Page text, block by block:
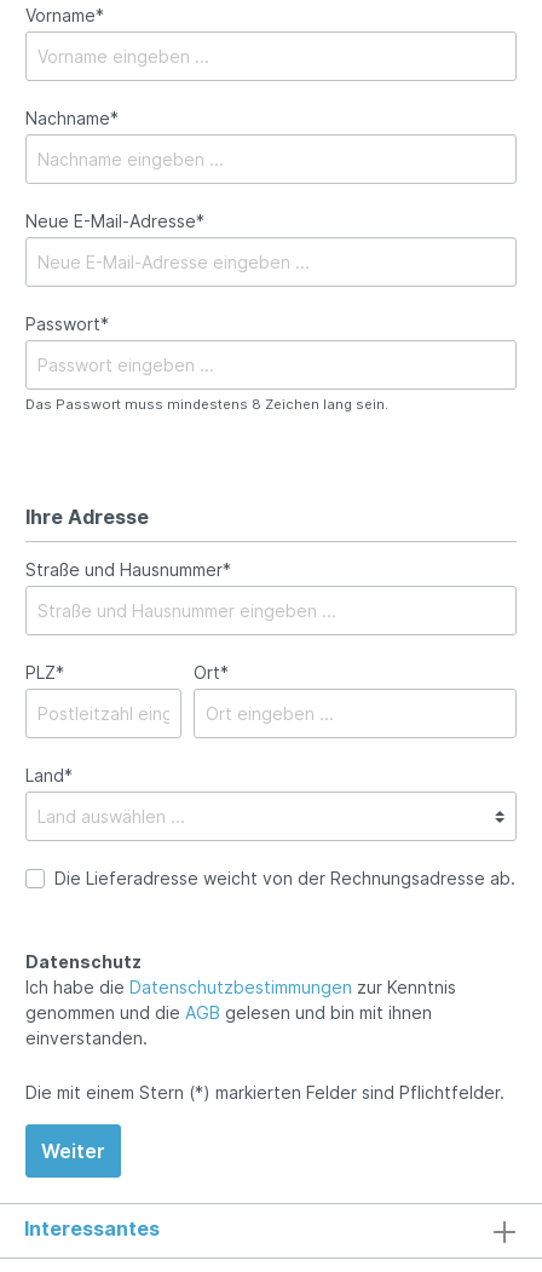
Vorname*
Nachname*
Neue E-Mail-Adresse*
Passwort*
Das Passwort muss mindestens 8 Zeichen lang sein.
Ihre Adresse
Straße und Hausnummer*
PLZ* Ort*
Land*
Die Lieferadresse weicht von der Rechnungsadresse ab.
Datenschutz
Ich habe die Datenschutzbestimmungen zur Kenntnis
genommen und die AGB gelesen und bin mit ihnen
einverstanden.
Die mit einem Stern (*) markierten Felder sind Pflichtfelder.
Weiter
Interessantes